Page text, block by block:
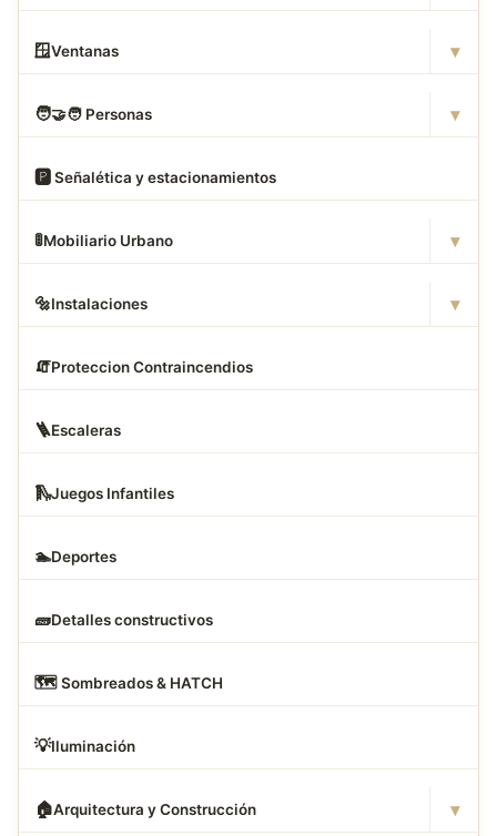
🪟Ventanas ▾
🧑‍🤝‍🧑 Personas ▾
🅿️ Señalética y estacionamientos
🚦Mobiliario Urbano ▾
🔩Instalaciones ▾
🧯Proteccion Contraincendios
🪜Escaleras
🛝Juegos Infantiles
🏊Deportes
🧱Detalles constructivos
🗺️ Sombreados & HATCH
💡Iluminación
🏠Arquitectura y Construcción ▾